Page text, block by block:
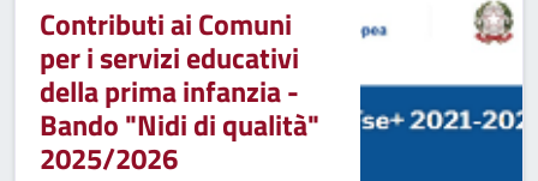
Contributi ai Comuni
per i servizi educativi
della prima infanzia -
Bando "Nidi di qualità"
2025/2026